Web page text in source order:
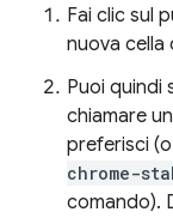
Fai clic sul
nuova cella
Puoi quindi
chiamare
preferisci
chrome-
comando).